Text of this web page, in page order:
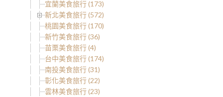
宜蘭美食旅行 (173)
新北美食旅行 (572)
桃園美食旅行 (170)
新竹美食旅行 (36)
苗栗美食旅行 (4)
台中美食旅行 (174)
南投美食旅行 (31)
彰化美食旅行 (22)
雲林美食旅行 (23)